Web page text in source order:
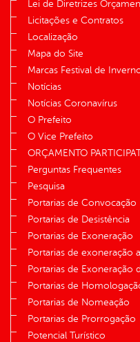
Lei de Diretrizes
Licitações e Contratos
Localização
Mapa do Site
Marcas Festival de
Notícias
Notícias Coronavírus
O Prefeito
O Vice Prefeito
ORÇAMENTO
Perguntas Frequentes
Pesquisa
Portarias de Convocação
Portarias de Desistência
Portarias de Exoneração
Portarias de exoneração
Portarias de Exoneração
Portarias de
Portarias de Nomeação
Portarias de Prorrogação
Potencial Turístico